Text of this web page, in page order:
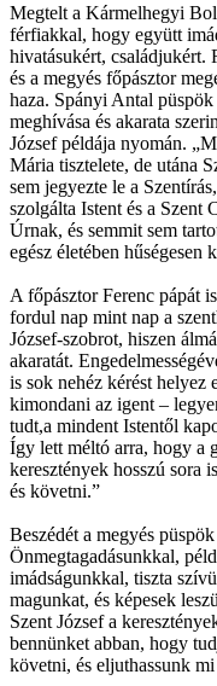
Megtelt a Kármelhegyi
férfiakkal, hogy együtt
hivatásukért, családjukért.
és a megyés főpásztor
haza. Spányi Antal
meghívása és akarata
József példája nyomán.
Mária tisztelete, de utána
sem jegyezte le a
szolgálta Istent és a Szent
Úrnak, és semmit sem
egész életében hűségesen
A főpásztor Ferenc pápát
fordul nap mint nap a
József-szobrot, hiszen
akaratát.
is sok nehéz kérést helyez
kimondani az igent –
tudt,a mindent Istentől
Így lett méltó arra, hogy a
keresztények hosszú sora
és követni.”
Beszédét a megyés
Önmegtagadásunkkal,
imádságunkkal, tiszta
magunkat, és képesek
Szent József a
bennünket abban, hogy
követni, és eljuthassunk